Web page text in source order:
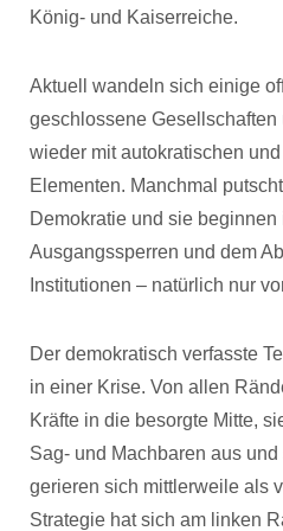
König- und Kaiserreiche.
Aktuell wandeln sich einige
geschlossene
wieder mit autokratischen
Elementen. Manchmal
Demokratie und sie
Ausgangssperren und dem
Institutionen – natürlich nur
Der demokratisch verfasste
in einer Krise. Von allen
Kräfte in die besorgte Mitte,
Sag- und Machbaren aus
gerieren sich mittlerweile als
Strategie hat sich am linken